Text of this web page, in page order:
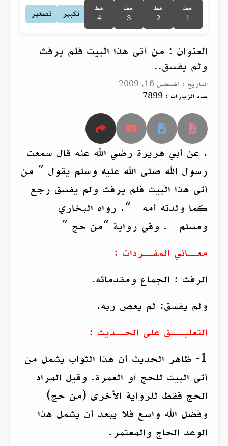
خط
1
خط
2
خط
3
خط
4
تكبير تصغير
العنوان : من أتى هذا البيت فلم يرفث
ولم يفسق..
التاريخ : أغسطس 16, 2009
عدد الزيارات : 7899
. عن أبي هريرة رضي الله عنه قال سمعت
رسول الله صلى الله عليه وسلم يقول ” من
أتى هذا البيت فلم يرفث ولم يفسق رجع
كما ولدته أمه “. رواه البخاري
ومسلم . وفي رواية “من حج ”
معــاني المفــردات :
الرفث : الجماع ومقدماته.
ولم يفسق: لم يعص ربه.
التعليـــق على الحــديث :
1- ظاهر الحديث أن هذا الثواب يشمل من
أتى البيت للحج أو العمرة. وقيل المراد
الحج فقط للرواية الأخرى (من حج)
وفضل الله واسع فلا يبعد أن يشمل هذا
الوعد الحاج والمعتمر.